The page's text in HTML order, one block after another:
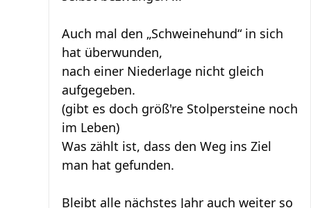
Auch mal den „Schweinehund“ in sich
hat überwunden,
nach einer Niederlage nicht gleich
aufgegeben.
(gibt es doch größ're Stolpersteine noch
im Leben)
Was zählt ist, dass den Weg ins Ziel
man hat gefunden.
Bleibt alle nächstes Jahr auch weiter so